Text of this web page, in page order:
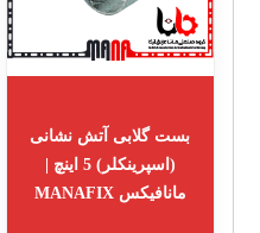
بست گلابی آتش نشانی
(اسپرینکلر) 5 اینچ |
مانافیکس MANAFIX